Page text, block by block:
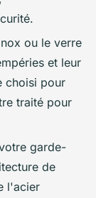
ou le verre
et leur
choisi pour
traité pour
garde-
de
l'acier